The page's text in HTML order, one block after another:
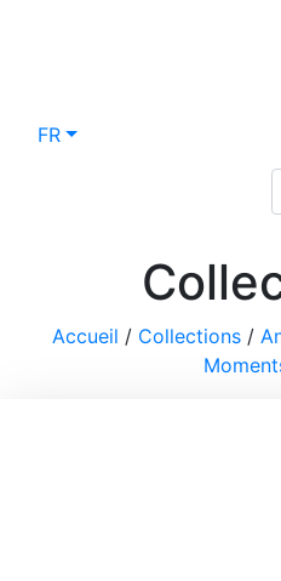
FR
Accueil / Collections /